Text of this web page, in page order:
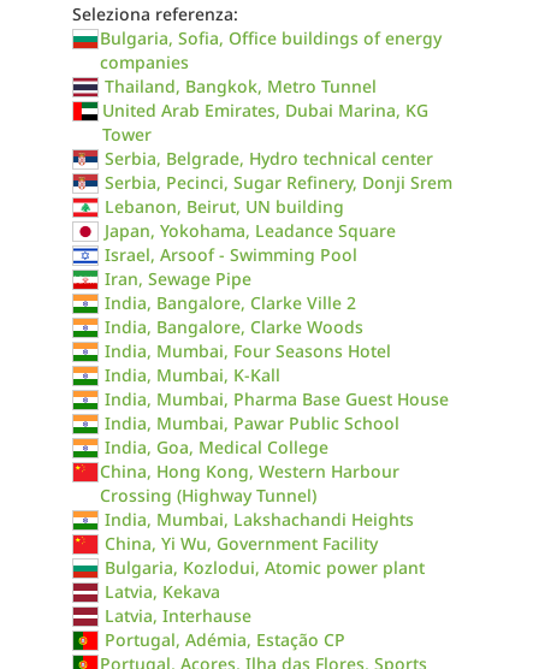
Seleziona referenza:
Bulgaria, Sofia, Office buildings of energy
companies
Thailand, Bangkok, Metro Tunnel
United Arab Emirates, Dubai Marina, KG
Tower
Serbia, Belgrade, Hydro technical center
Serbia, Pecinci, Sugar Refinery, Donji Srem
Lebanon, Beirut, UN building
Japan, Yokohama, Leadance Square
Israel, Arsoof - Swimming Pool
Iran, Sewage Pipe
India, Bangalore, Clarke Ville 2
India, Bangalore, Clarke Woods
India, Mumbai, Four Seasons Hotel
India, Mumbai, K-Kall
India, Mumbai, Pharma Base Guest House
India, Mumbai, Pawar Public School
India, Goa, Medical College
China, Hong Kong, Western Harbour
Crossing (Highway Tunnel)
India, Mumbai, Lakshachandi Heights
China, Yi Wu, Government Facility
Bulgaria, Kozlodui, Atomic power plant
Latvia, Kekava
Latvia, Interhause
Portugal, Adémia, Estação CP
Portugal, Açores, Ilha das Flores, Sports